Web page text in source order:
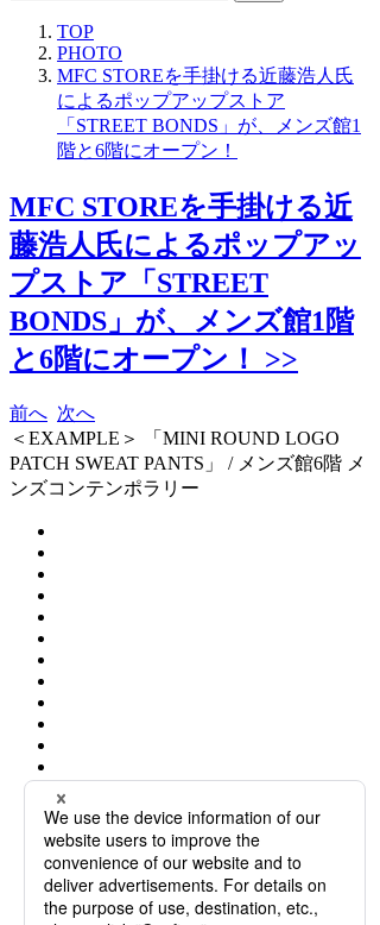
TOP
PHOTO
MFC STOREを手掛ける近藤浩人氏
によるポップアップストア
「STREET BONDS」が、メンズ館1
階と6階にオープン！
MFC STOREを手掛ける近
藤浩人氏によるポップアッ
プストア「STREET
BONDS」が、メンズ館1階
と6階にオープン！ >>
前へ 次へ
＜EXAMPLE＞ 「MINI ROUND LOGO
PATCH SWEAT PANTS」 / メンズ館6階 メ
ンズコンテンポラリー